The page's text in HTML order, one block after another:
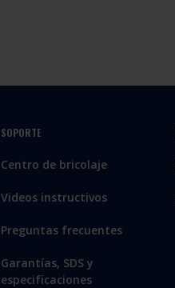
SOPORTE
Centro de bricolaje
Videos instructivos
Preguntas frecuentes
Garantías, SDS y
especificaciones